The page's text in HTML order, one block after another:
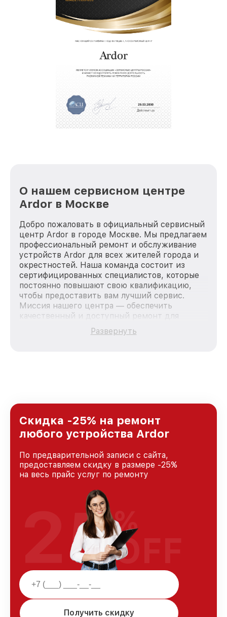
О нашем сервисном центре
Ardor в Москве
Добро пожаловать в официальный сервисный
центр Ardor в городе Москве. Мы предлагаем
профессиональный ремонт и обслуживание
устройств Ardor для всех жителей города и
окрестностей. Наша команда состоит из
сертифицированных специалистов, которые
постоянно повышают свою квалификацию,
чтобы предоставить вам лучший сервис.
Миссия нашего центра — обеспечить
качественный и доступный ремонт для
каждого пользователя продукции Ardor, вне
зависимости от сложности поломки. Мы
Развернуть
Скидка -25% на ремонт
любого устройства Ardor
По предварительной записи с сайта,
предоставляем скидку в размере -25%
на весь прайс услуг по ремонту
Получить скидку
25%
OFF